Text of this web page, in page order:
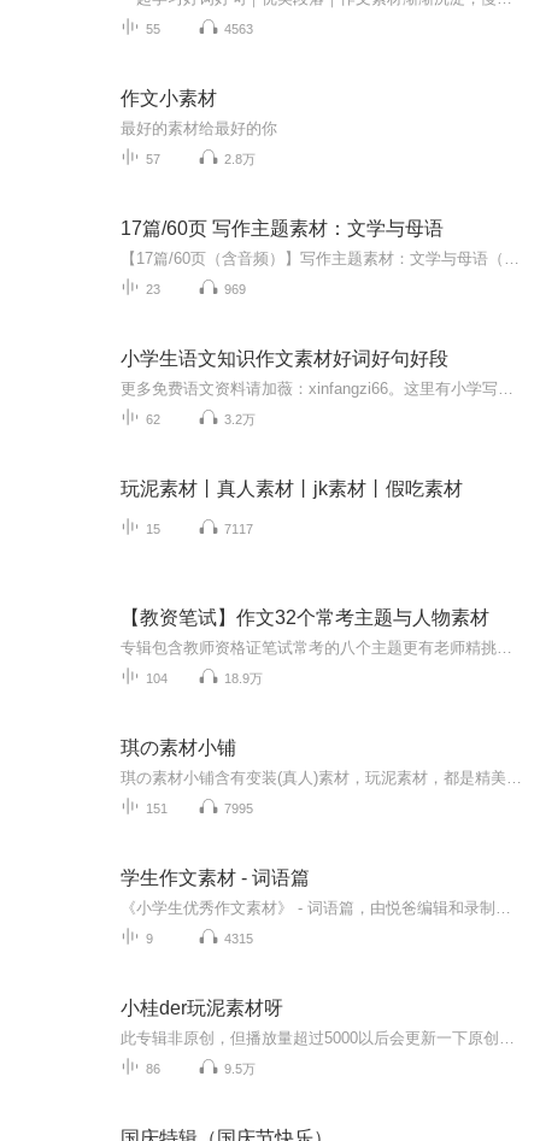
55 4563
作文小素材
最好的素材给最好的你
57 2.8万
17篇/60页 写作主题素材：文学与母语
23 969
小学生语文知识作文素材好词好句好段
62 3.2万
玩泥素材丨真人素材丨jk素材丨假吃素材
15 7117
【教资笔试】作文32个常考主题与人物素材
104 18.9万
琪の素材小铺
151 7995
学生作文素材 - 词语篇
9 4315
小桂der玩泥素材呀
86 9.5万